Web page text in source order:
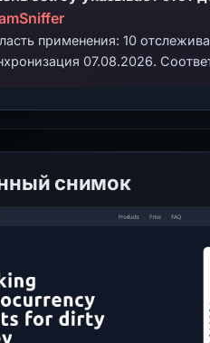
применения: 10
07.08.2026.
снимок